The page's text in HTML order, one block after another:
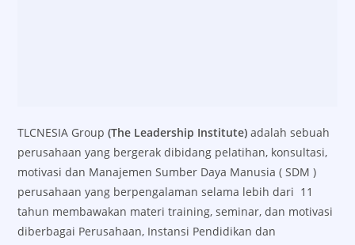
TLCNESIA Group(The Leadership Institute)adalah sebuah
perusahaan yang bergerak dibidang pelatihan, konsultasi,
motivasi dan Manajemen Sumber Daya Manusia ( SDM )
perusahaan yang berpengalaman selama lebih dari 11
tahun membawakan materi training, seminar, dan motivasi
diberbagai Perusahaan, Instansi Pendidikan dan